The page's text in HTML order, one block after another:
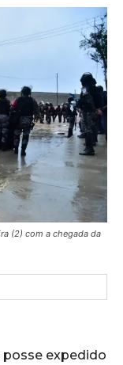
(2) com a chegada da
expedido